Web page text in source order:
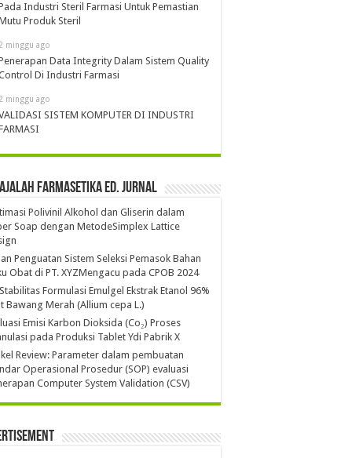
Industri Steril Farmasi Untuk Pemastian
Produk Steril
minggu ago
Data Integrity Dalam Sistem Quality
Di Industri Farmasi
minggu ago
SISTEM KOMPUTER DI INDUSTRI
Farmasetika Ed. Jurnal
Polivinil Alkohol dan Gliserin dalam
Soap dengan MetodeSimplex Lattice
Penguatan Sistem Seleksi Pemasok Bahan
Obat di PT. XYZMengacu pada CPOB 2024
Formulasi Emulgel Ekstrak Etanol 96%
Bawang Merah (Allium cepa L.)
Emisi Karbon Dioksida (Co₂) Proses
pada Produksi Tablet Ydi Pabrik X
Review: Parameter dalam pembuatan
Operasional Prosedur (SOP) evaluasi
Computer System Validation (CSV)